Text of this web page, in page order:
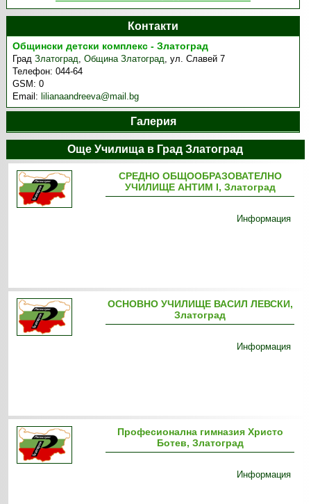
Контакти
Общински детски комплекс - Златоград
ГрадЗлатоград,Община Златоград,ул. Славей 7
Телефон:044-64
GSM:0
Email: lilianaandreeva@mail.bg
Галерия
Още Училища в Град Златоград
СРЕДНО ОБЩООБРАЗОВАТЕЛНО
УЧИЛИЩЕ АНТИМ І, Златоград
Информация
ОСНОВНО УЧИЛИЩЕ ВАСИЛ ЛЕВСКИ,
Златоград
Информация
Професионална гимназия Христо
Ботев, Златоград
Информация